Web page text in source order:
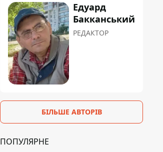
Едуард
Бакканський
РЕДАКТОР
БІЛЬШЕ АВТОРІВ
ПОПУЛЯРНЕ